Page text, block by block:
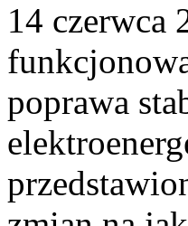
14 czerwca
poprawa